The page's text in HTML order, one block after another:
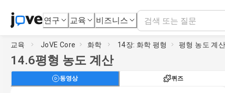
연구 교육 비즈니스
교육 JoVE Core 화학 14장: 화학 평형 평형 농도 계
14.6평형 농도 계산
동영상 퀴즈